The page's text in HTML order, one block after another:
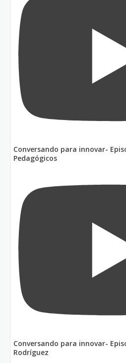
Conversando para innovar-
Pedagógicos
Conversando para innovar-
Rodríguez